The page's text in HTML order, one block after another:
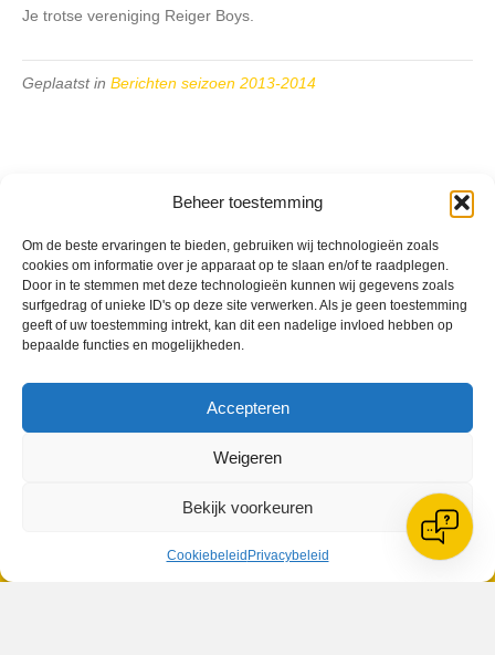
Beheer toestemming
Om de beste ervaringen te bieden, gebruiken wij technologieën zoals
cookies om informatie over je apparaat op te slaan en/of te raadplegen.
Door in te stemmen met deze technologieën kunnen wij gegevens zoals
surfgedrag of unieke ID's op deze site verwerken. Als je geen toestemming
geeft of uw toestemming intrekt, kan dit een nadelige invloed hebben op
bepaalde functies en mogelijkheden.
Accepteren
Weigeren
Bekijk voorkeuren
Cookiebeleid Privacybeleid
Je trotse vereniging Reiger Boys.
Geplaatst in Berichten seizoen 2013-2014
De Wending, Lotte Beesedijk 1
1705 NA Heerhugowaard
Google maps route
Reglementen
Cookiebeleid